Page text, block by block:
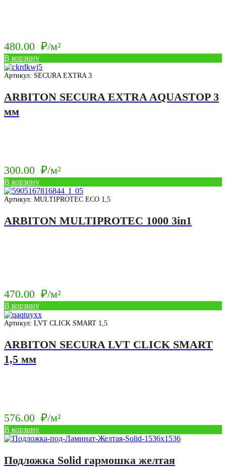
480.00 ₽/м²
В корзину
Артикул: SECURA EXTRA 3
ARBITON SECURA EXTRA AQUASTOP 3
мм
300.00 ₽/м²
В корзину
Артикул: MULTIPROTEC ECO 1,5
ARBITON MULTIPROTEC 1000 3in1
470.00 ₽/м²
В корзину
Артикул: LVT CLICK SMART 1,5
ARBITON SECURA LVT CLICK SMART
1,5 мм
576.00 ₽/м²
В корзину
Подложка Solid гармошка желтая